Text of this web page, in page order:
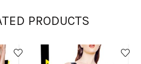
PRODUCTS